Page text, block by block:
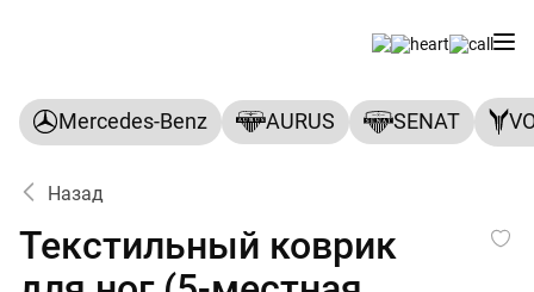
Mercedes-Benz AURUS SENAT
Назад
Текстильный коврик для
Текстильный коврик